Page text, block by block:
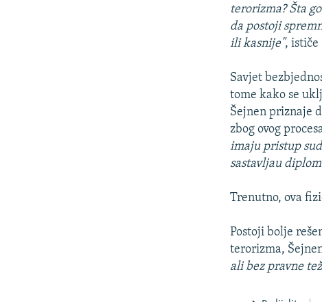
terorizma? Šta
da postoji
ili kasnije", ističe
Savjet
tome kako se
Šejnen priznaje
zbog ovog
imaju pristup
sastavljau
Trenutno, ova
Postoji bolje
terorizma,
ali bez pravne